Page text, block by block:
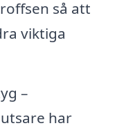
så att
viktiga
–
har